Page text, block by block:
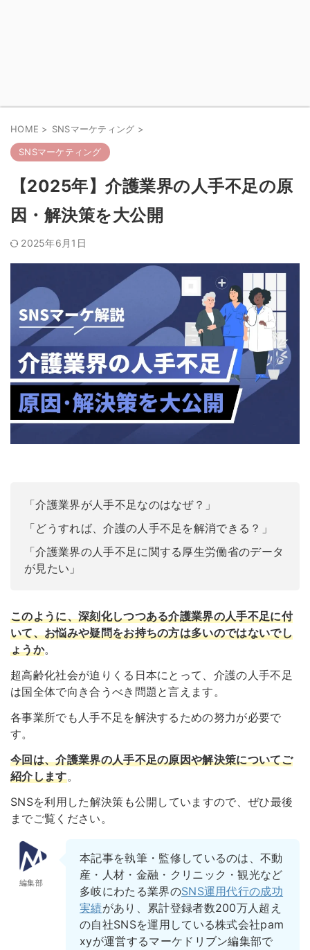
HOME > SNSマーケティング >
SNSマーケティング
【2025年】介護業界の人手不足の原
因・解決策を大公開
2025年6月1日
「介護業界が人手不足なのはなぜ？」
「どうすれば、介護の人手不足を解消できる？」
「介護業界の人手不足に関する厚生労働省のデータ
が見たい」
このように、深刻化しつつある介護業界の人手不足に付
いて、お悩みや疑問をお持ちの方は多いのではないでし
ょうか。
超高齢化社会が迫りくる日本にとって、介護の人手不足
は国全体で向き合うべき問題と言えます。
各事業所でも人手不足を解決するための努力が必要で
す。
今回は、介護業界の人手不足の原因や解決策についてご
紹介します。
SNSを利用した解決策も公開していますので、ぜひ最後
までご覧ください。
編集部
本記事を執筆・監修しているのは、不動
産・人材・金融・クリニック・観光など
多岐にわたる業界のSNS運用代行の成功
実績があり、累計登録者数200万人超え
の自社SNSを運用している株式会社pam
xyが運営するマーケドリブン編集部で